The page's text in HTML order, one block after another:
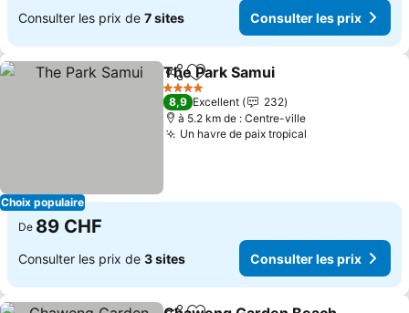
Consulter les prix de 7 sites Consulter les prix
Choix populaire
PartagerAjouter à mes favoris
The Park Samui
4 Étoiles
8,9 Excellent
232
à 5.2 km de : Centre-ville
Un havre de paix tropical
De 89 CHF
Consulter les prix de 3 sites Consulter les prix